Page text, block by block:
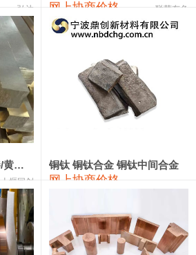
9,700
10,400
12,300 0
113,970
114,200 400
弘达 网上协商价格 联荣有色
供应优质黄铜棒/六角棒/黄铜方板
十堰同创
铜钛 铜钛合金 铜钛中间合金
网上协商价格